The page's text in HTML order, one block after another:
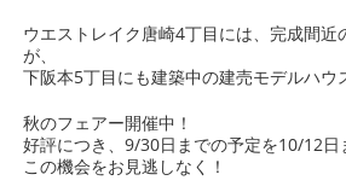
ウエストレイク唐崎4丁目には、完成間近
が、
下阪本5丁目にも建築中の建売モデルハウ
秋のフェアー開催中！
好評につき、9/30日までの予定を10/12日
この機会をお見逃しなく！